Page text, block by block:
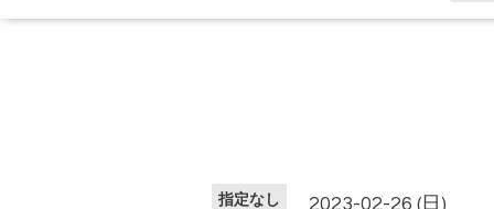
指定なし 2023-02-26 (日)